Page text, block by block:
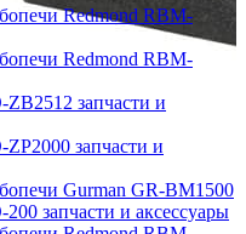
Redmond RBM-
Redmond RBM-
ZB2512 запчасти и
запчасти и
Gurman GR-BM1500
запчасти и аксессуары